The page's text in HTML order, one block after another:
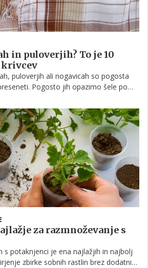
in puloverjih? To je 10
puloverjih ali nogavicah so pogosta
Pogosto jih opazimo šele po
za razmnoževanje s
s potaknjenci je ena najlažjih in najbolj
zbirke sobnih rastlin brez dodatnih